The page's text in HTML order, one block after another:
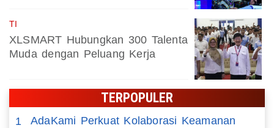
TI
XLSMART Hubungkan 300 Talenta
Muda dengan Peluang Kerja
TERPOPULER
1
AdaKami Perkuat Kolaborasi Keamanan